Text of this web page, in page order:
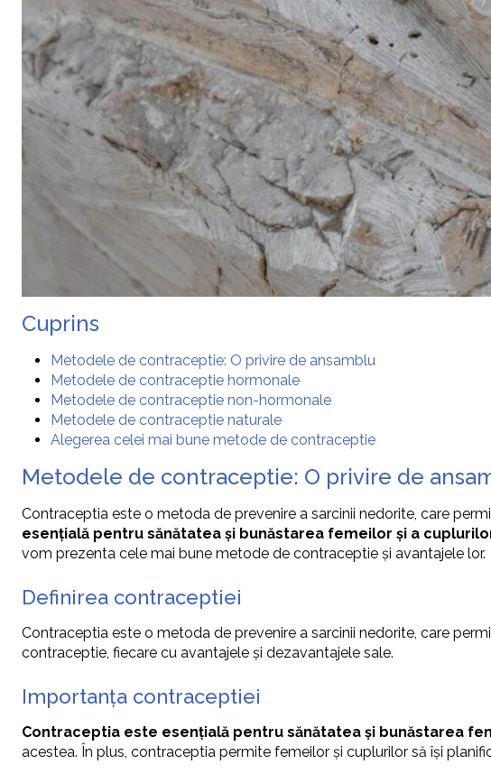
Cuprins
Metodele de contraceptie: O privire de ansamblu
Metodele de contraceptie hormonale
Metodele de contraceptie non-hormonale
Metodele de contraceptie naturale
Alegerea celei mai bune metode de contraceptie
Metodele de contraceptie: O privire de
Contraceptia este o metoda de prevenire a sarcinii nedorite, care
esențială pentru sănătatea și bunăstarea femeilor și a
vom prezenta cele mai bune metode de contraceptie și avantajele lor.
Definirea contraceptiei
Contraceptia este o metoda de prevenire a sarcinii nedorite, care
contraceptie, fiecare cu avantajele și dezavantajele sale.
Importanța contraceptiei
Contraceptia este esențială pentru sănătatea și bunăstarea
acestea. În plus, contraceptia permite femeilor și cuplurilor să își